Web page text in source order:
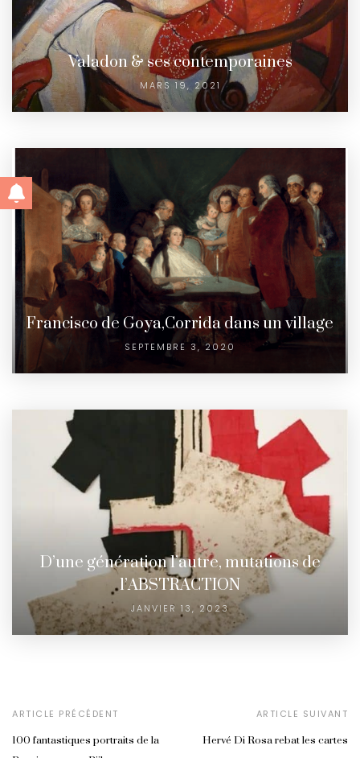
Valadon & ses contemporaines
MARS 19, 2021
Francisco de Goya,Corrida dans un village
SEPTEMBRE 3, 2020
D’une génération l’autre, mutations de
l’ABSTRACTION
JANVIER 13, 2023
ARTICLE PRÉCÉDENT
100 fantastiques portraits de la
ARTICLE SUIVANT
Hervé Di Rosa rebat les cartes